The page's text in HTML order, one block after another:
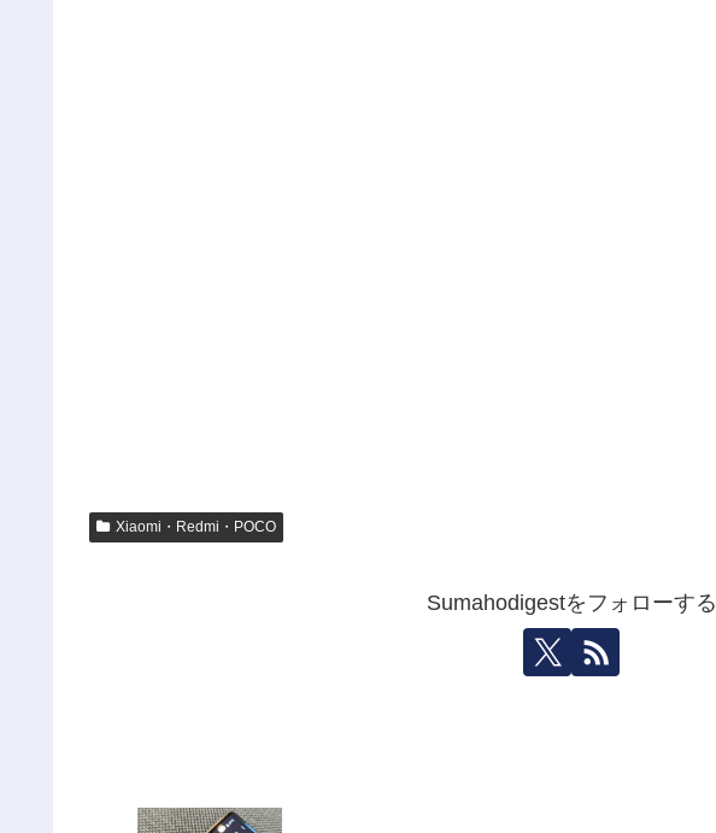
Xiaomi・Redmi・POCO
Sumahodigestをフォローする